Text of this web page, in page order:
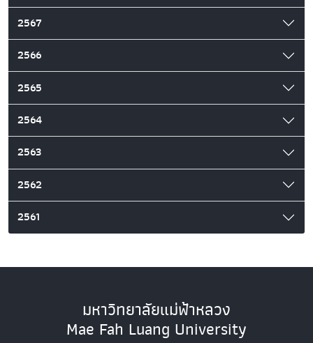
2567
2566
2565
2564
2563
2562
2561
มหาวิทยาลัยแม่ฟ้าหลวง
Mae Fah Luang University